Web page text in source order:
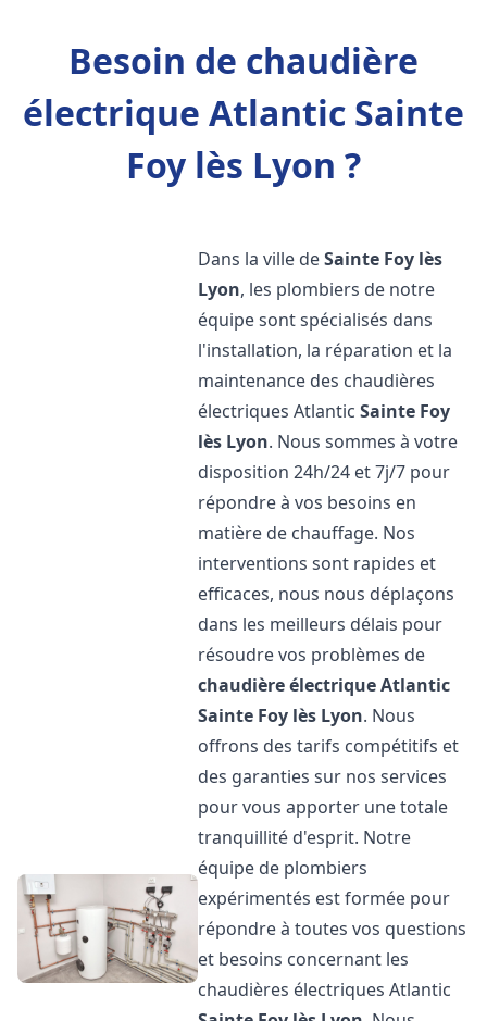
Besoin de chaudière
électrique Atlantic Sainte
Foy lès Lyon ?
Dans la ville deSainte Foy lès
Lyon, les plombiers de notre
équipe sont spécialisés dans
l'installation, la réparation et la
maintenance des chaudières
électriques AtlanticSainte Foy
lès Lyon. Nous sommes à votre
disposition 24h/24 et 7j/7 pour
répondre à vos besoins en
matière de chauffage. Nos
interventions sont rapides et
efficaces, nous nous déplaçons
dans les meilleurs délais pour
résoudre vos problèmes de
chaudière électrique Atlantic
Sainte Foy lès Lyon. Nous
offrons des tarifs compétitifs et
des garanties sur nos services
pour vous apporter une totale
tranquillité d'esprit. Notre
équipe de plombiers
expérimentés est formée pour
répondre à toutes vos questions
et besoins concernant les
chaudières électriques Atlantic